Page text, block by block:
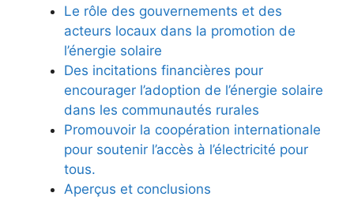
Le rôle des gouvernements et des
acteurs ⁣locaux dans la​ promotion ‍de
l’énergie solaire
Des incitations financières ‌pour
encourager l’adoption de l’énergie solaire
dans les communautés rurales
Promouvoir la coopération internationale
pour ‍soutenir ⁤l’accès à l’électricité pour
tous.
Aperçus et conclusions